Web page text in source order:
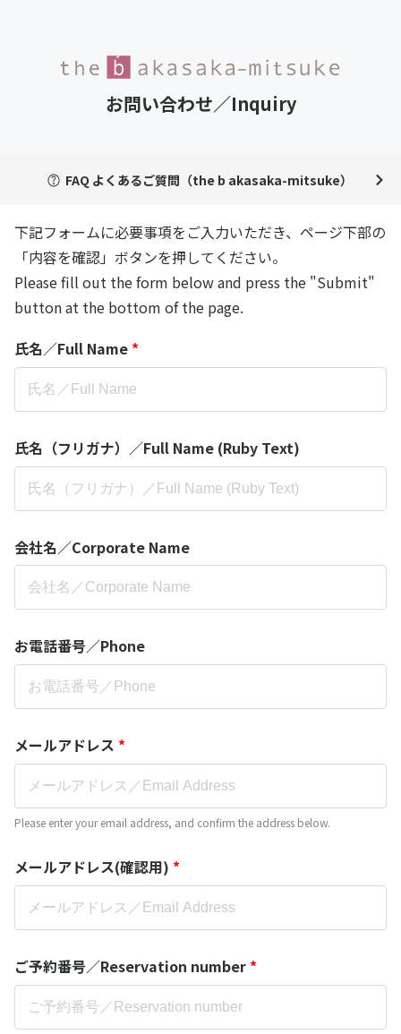
お問い合わせ／Inquiry
FAQ よくあるご質問（the b akasaka-mitsuke）
下記フォームに必要事項をご入力いただき、ページ下部の
「内容を確認」ボタンを押してください。
Please fill out the form below and press the "Submit"
button at the bottom of the page.
氏名／Full Name *
氏名（フリガナ）／Full Name (Ruby Text)
会社名／Corporate Name
お電話番号／Phone
メールアドレス *
Please enter your email address, and confirm the address below.
メールアドレス(確認用) *
ご予約番号／Reservation number *